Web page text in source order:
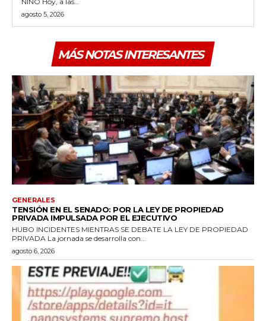
agosto 5, 2026
MÁS NOTAS INTERESANTES
GENERALES
TENSIÓN EN EL SENADO: POR LA LEY DE PROPIEDAD
PRIVADA IMPULSADA POR EL EJECUTIVO
HUBO INCIDENTES MIENTRAS SE DEBATE LA LEY DE PROPIEDAD
PRIVADA La jornada se desarrolla con...
agosto 6, 2026